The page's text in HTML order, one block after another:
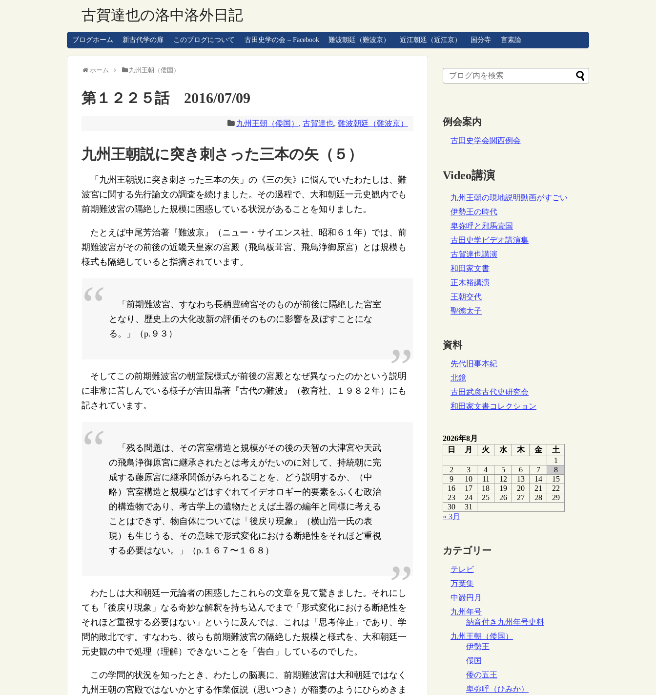
古賀達也の洛中洛外日記
ブログホーム 新古代学の扉 このブログについて 古田史学の会 – Facebook 難波朝廷（難波京） 近江朝廷（近江京） 国分寺 言素論
ホーム 九州王朝（倭国）
第１２２５話 2016/07/09
九州王朝（倭国） , 古賀達也, 難波朝廷（難波京）
九州王朝説に突き刺さった三本の矢（５）
「九州王朝説に突き刺さった三本の矢」の《三の矢》に悩んでいたわたしは、難
波宮に関する先行論文の調査を続けました。その過程で、大和朝廷一元史観内でも
前期難波宮の隔絶した規模に困惑している状況があることを知りました。
たとえば中尾芳治著『難波京』（ニュー・サイエンス社、昭和６１年）では、前
期難波宮がその前後の近畿天皇家の宮殿（飛鳥板葺宮、飛鳥浄御原宮）とは規模も
様式も隔絶していると指摘されています。
「前期難波宮、すなわち長柄豊碕宮そのものが前後に隔絶した宮室
となり、歴史上の大化改新の評価そのものに影響を及ぼすことにな
る。」（p.９３）
そしてこの前期難波宮の朝堂院様式が前後の宮殿となぜ異なったのかという説明
に非常に苦しんでいる様子が吉田晶著『古代の難波』（教育社、１９８２年）にも
記されています。
「残る問題は、その宮室構造と規模がその後の天智の大津宮や天武
の飛鳥浄御原宮に継承されたとは考えがたいのに対して、持統朝に完
成する藤原宮に継承関係がみられることを、どう説明するか、（中
略）宮室構造と規模などはすぐれてイデオロギー的要素をふくむ政治
的構造物であり、考古学上の遺物たとえば土器の編年と同様に考える
ことはできず、物自体については「後戻り現象」（横山浩一氏の表
現）も生じうる。その意味で形式変化における断絶性をそれほど重視
する必要はない。」（p.１６７〜１６８）
わたしは大和朝廷一元論者の困惑したこれらの文章を見て驚きました。それにし
ても「後戻り現象」なる奇妙な解釈を持ち込んでまで「形式変化における断絶性を
それほど重視する必要はない」というに及んでは、これは「思考停止」であり、学
問的敗北です。すなわち、彼らも前期難波宮の隔絶した規模と様式を、大和朝廷一
元史観の中で処理（理解）できないことを「告白」しているのでした。
この学問的状況を知ったとき、わたしの脳裏に、前期難波宮は大和朝廷ではなく
九州王朝の宮殿ではないかとする作業仮説（思いつき）が稲妻のようにひらめきま
例会案内
古田史学会関西例会
Video講演
九州王朝の現地説明動画がすごい
伊勢王の時代
卑弥呼と邪馬壹国
古田史学ビデオ講演集
古賀達也講演
和田家文書
正木裕講演
王朝交代
聖徳太子
資料
先代旧事本紀
北鏡
古田武彦古代史研究会
和田家文書コレクション
2026年8月
日
月 火 水 木 金
土
1
2
3 4 5 6 7
8
9
10 11 12 13 14
15
16
17 18 19 20 21
22
23
24 25 26 27 28
29
30
31
« 3月
カテゴリー
テレビ
万葉集
中巌円月
九州年号
納音付き九州年号史料
九州王朝（倭国）
伊勢王
俀国
倭の五王
卑弥呼（ひみか）